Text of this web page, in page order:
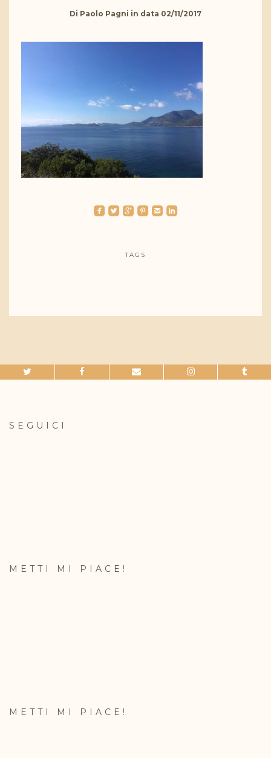
Di Paolo Pagni in data 02/11/2017
roundedfacebook roundedtwitterbird roundedgoogleplus roundedpinterest roundedemail roundedlinkedin
TAGS
SEGUICI
METTI MI PIACE!
METTI MI PIACE!